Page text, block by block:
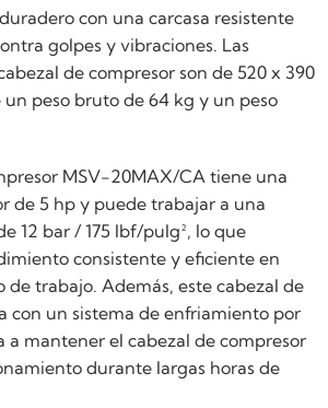
con una carcasa resistente
golpes y vibraciones. Las
de compresor son de 520 x 390
peso bruto de 64 kg y un peso
MSV-20MAX/CA tiene una
de 5 hp y puede trabajar a una
12 bar / 175 lbf/pulg², lo que
consistente y eficiente en
trabajo. Además, este cabezal de
con un sistema de enfriamiento por
a mantener el cabezal de compresor
durante largas horas de